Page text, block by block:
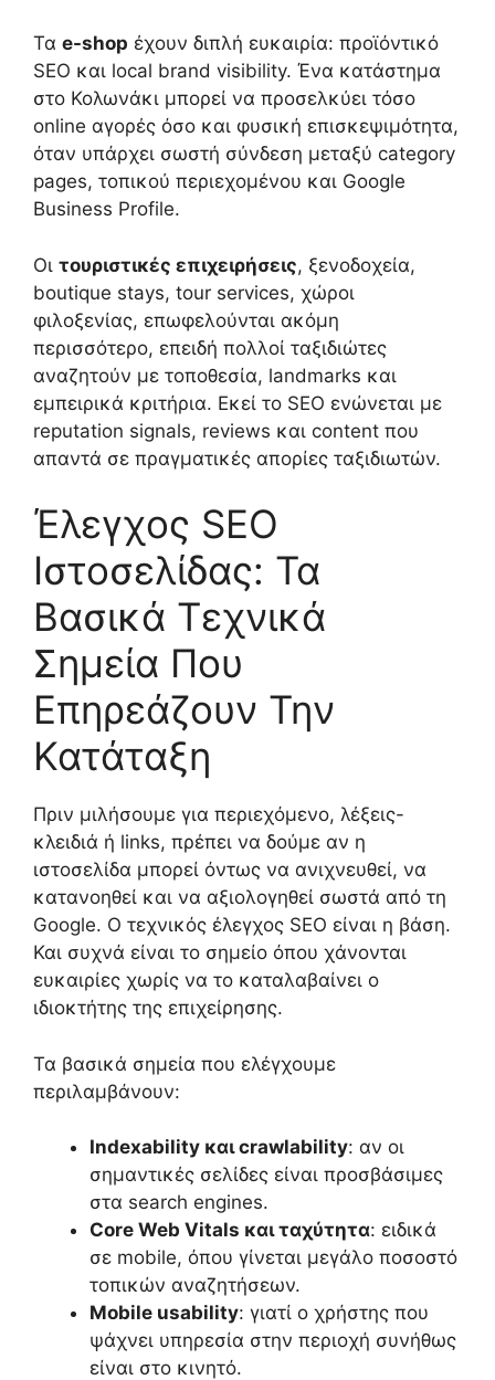
Τα e-shop έχουν διπλή ευκαιρία: προϊόντικό
SEO και local brand visibility. Ένα κατάστημα
στο Κολωνάκι μπορεί να προσελκύει τόσο
online αγορές όσο και φυσική επισκεψιμότητα,
όταν υπάρχει σωστή σύνδεση μεταξύ category
pages, τοπικού περιεχομένου και Google
Business Profile.
Οι τουριστικές επιχειρήσεις, ξενοδοχεία,
boutique stays, tour services, χώροι
φιλοξενίας, επωφελούνται ακόμη
περισσότερο, επειδή πολλοί ταξιδιώτες
αναζητούν με τοποθεσία, landmarks και
εμπειρικά κριτήρια. Εκεί το SEO ενώνεται με
reputation signals, reviews και content που
απαντά σε πραγματικές απορίες ταξιδιωτών.
Έλεγχος SEO
Ιστοσελίδας: Τα
Βασικά Τεχνικά
Σημεία Που
Επηρεάζουν Την
Κατάταξη
Πριν μιλήσουμε για περιεχόμενο, λέξεις-
κλειδιά ή links, πρέπει να δούμε αν η
ιστοσελίδα μπορεί όντως να ανιχνευθεί, να
κατανοηθεί και να αξιολογηθεί σωστά από τη
Google. Ο τεχνικός έλεγχος SEO είναι η βάση.
Και συχνά είναι το σημείο όπου χάνονται
ευκαιρίες χωρίς να το καταλαβαίνει ο
ιδιοκτήτης της επιχείρησης.
Τα βασικά σημεία που ελέγχουμε
περιλαμβάνουν:
Indexability και crawlability: αν οι
σημαντικές σελίδες είναι προσβάσιμες
στα search engines.
Core Web Vitals και ταχύτητα: ειδικά
σε mobile, όπου γίνεται μεγάλο ποσοστό
τοπικών αναζητήσεων.
Mobile usability: γιατί ο χρήστης που
ψάχνει υπηρεσία στην περιοχή συνήθως
είναι στο κινητό.